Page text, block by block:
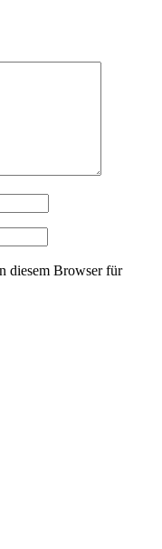
diesem Browser für